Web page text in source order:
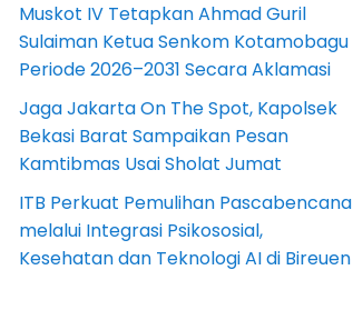
Muskot IV Tetapkan Ahmad Guril
Sulaiman Ketua Senkom Kotamobagu
Periode 2026–2031 Secara Aklamasi
Jaga Jakarta On The Spot, Kapolsek
Bekasi Barat Sampaikan Pesan
Kamtibmas Usai Sholat Jumat
ITB Perkuat Pemulihan Pascabencana
melalui Integrasi Psikososial,
Kesehatan dan Teknologi AI di Bireuen